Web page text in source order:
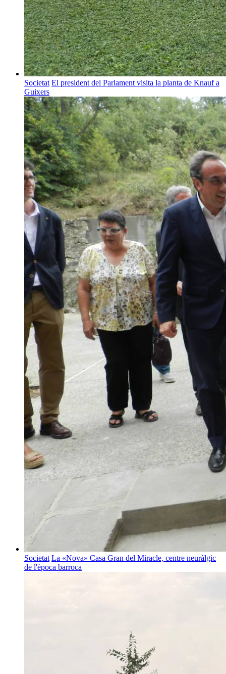
Societat El president del Parlament visita la planta de Knauf a
Guixers
Societat La «Nova» Casa Gran del Miracle, centre neuràlgic
de l'època barroca